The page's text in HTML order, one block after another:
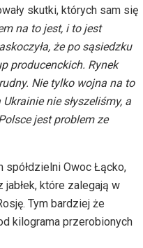
skutki, których sam się
na to jest, i to jest
że po sąsiedzku
producenckich. Rynek
Nie tylko wojna na to
nie słyszeliśmy, a
jest problem ze
spółdzielni Owoc Łącko,
które zalegają w
Tym bardziej że
kilograma przerobionych